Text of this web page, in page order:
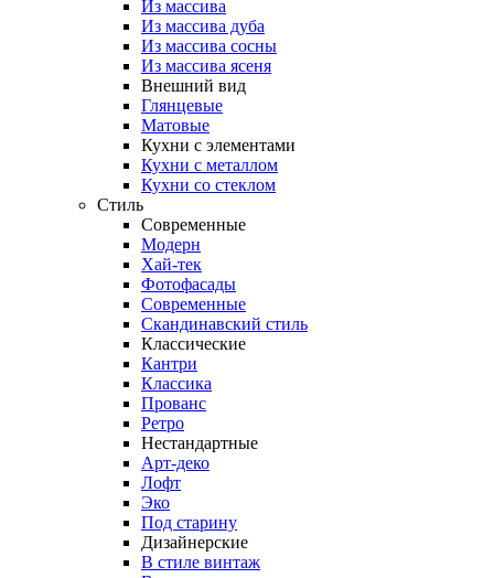
Из массива
Из массива дуба
Из массива сосны
Из массива ясеня
Внешний вид
Глянцевые
Матовые
Кухни с элементами
Кухни с металлом
Кухни со стеклом
Стиль
Современные
Модерн
Хай-тек
Фотофасады
Современные
Скандинавский стиль
Классические
Кантри
Классика
Прованс
Ретро
Нестандартные
Арт-деко
Лофт
Эко
Под старину
Дизайнерские
В стиле винтаж